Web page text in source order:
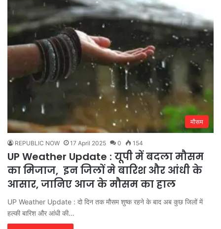
मौसम
REPUBLIC NOW 17 April 2025 0 154
UP Weather Update : यूपी में बदला मौसम
का मिजाज, इन जिलों मे बारिश और आंधी के
आसार, जानिए आज के मौसम का हाल
UP Weather Update : दो दिन तक मौसम शुष्क रहने के बाद अब कुछ जिलों में
हल्की बारिश और आंधी की…